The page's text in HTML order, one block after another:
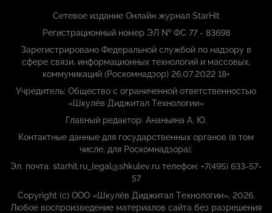
Сетевое издание Онлайн журнал StarHit
Регистрационный номер ЭЛ № ФС 77 - 83698
Зарегистрировано Федеральной службой по надзору в
сфере связи, информационных технологий и массовых,
коммуникаций (Роскомнадзор) 26.07.2022 18+
Учредитель: Общество с ограниченной ответственностью
«Шкулёв Диджитал Технологии»
Главный редактор: Ананьина А. Ю.
Контактные данные для государственных органов (в том
числе, для Роскомнадзора):
Эл. почта: starhit.ru_legal@shkulev.ru телефон: +7(495) 633-57-
57
Copyright (с) ООО «Шкулёв Диджитал Технологии», 2026.
Любое воспроизведение материалов сайта без разрешения